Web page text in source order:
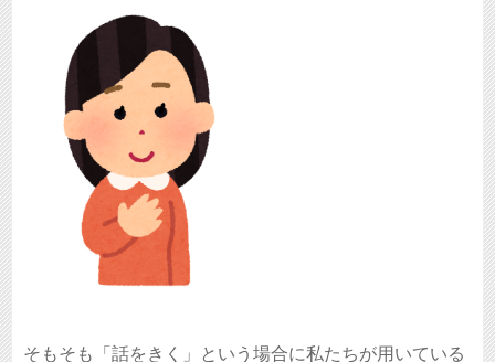
そもそも「話をきく」という場合に私たちが用いている